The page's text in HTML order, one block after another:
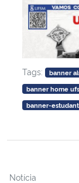
Tags: banner
banner home
banner-
Notícia